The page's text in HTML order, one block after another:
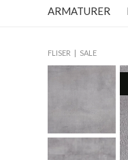
ARMATURER
FLISER SALE